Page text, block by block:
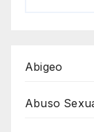
Abigeo
Abuso